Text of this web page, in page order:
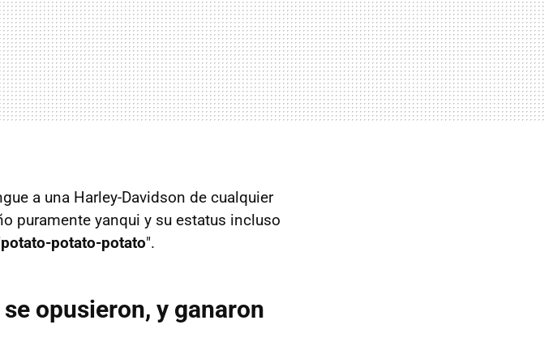
a una Harley-Davidson de cualquier
puramente yanqui y su estatus incluso
potato-potato-potato".
opusieron, y ganaron